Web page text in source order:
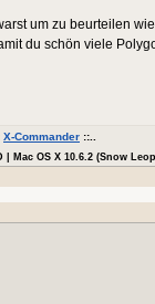
um zu beurteilen
du schön viele
X-Commander ::..
Mac OS X 10.6.2 (Snow